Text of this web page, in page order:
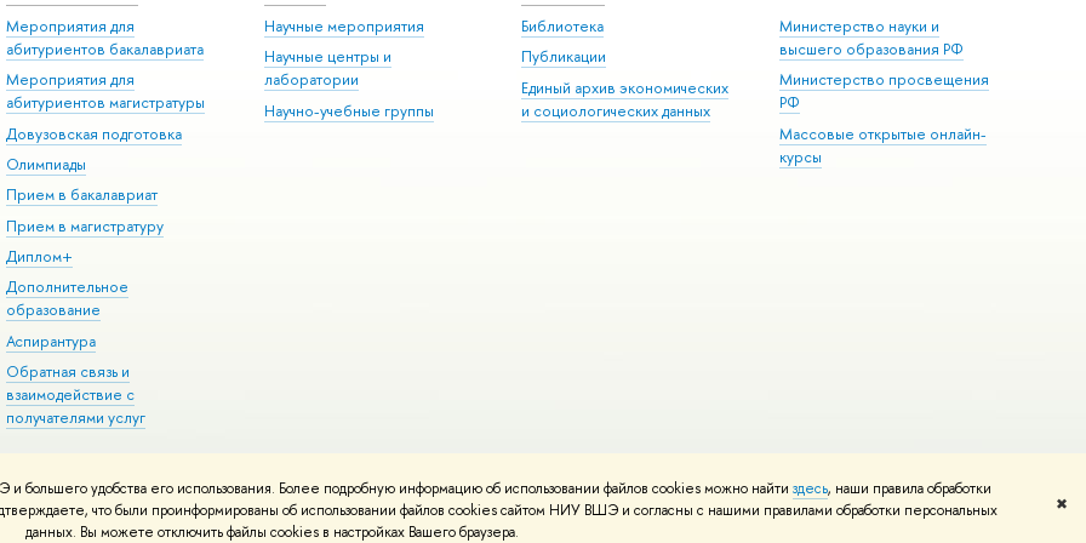
удобства его использования. Более подробную информацию об использовании файлов cookies можно найти здесь, наши правила обработки
что были проинформированы об использовании файлов cookies сайтом НИУ ВШЭ и согласны с нашими правилами обработки персональных
данных. Вы можете отключить файлы cookies в настройках Вашего браузера.
✖
Мероприятия для
абитуриентов бакалавриата
Мероприятия для
абитуриентов магистратуры
Довузовская подготовка
Олимпиады
Прием в бакалавриат
Прием в магистратуру
Диплом+
Дополнительное
образование
Аспирантура
Обратная связь и
взаимодействие с
получателями услуг
Научные мероприятия
Научные центры и
лаборатории
Научно-учебные группы
Библиотека
Публикации
Единый архив экономических
и социологических данных
Министерство науки и
высшего образования РФ
Министерство просвещения
РФ
Массовые открытые онлайн-
курсы
Редактору
Условия использования материалов Политика конфиденциальности Карта сайта
вШколе дизайна НИУ ВШЭ